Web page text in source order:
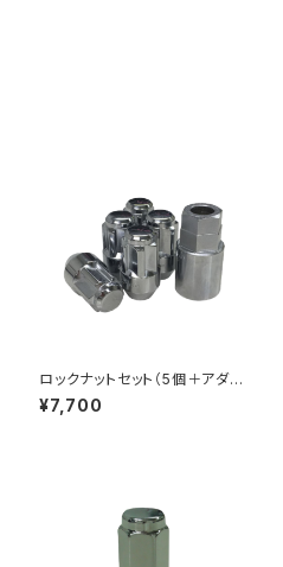
ロックナットセット（5個＋アダプ
ター）12ｘ1.5、1/2RH、14ｘ1.5
¥7,700